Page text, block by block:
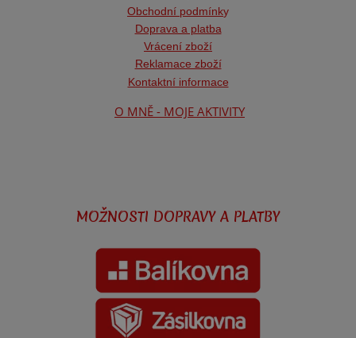
Obchodní podmínky
Doprava a platba
Vrácení zboží
Reklamace zboží
Kontaktní informace
O MNĚ - MOJE AKTIVITY
MOŽNOSTI DOPRAVY A PLATBY